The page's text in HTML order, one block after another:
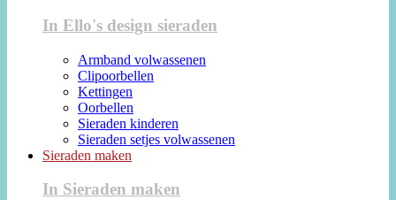
In Ello's design sieraden
Armband volwassenen
Clipoorbellen
Kettingen
Oorbellen
Sieraden kinderen
Sieraden setjes volwassenen
Sieraden maken
In Sieraden maken